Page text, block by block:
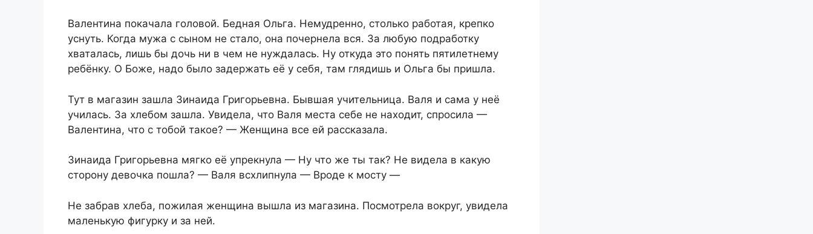
Валентина покачала головой. Бедная Ольга. Немудренно, столько работая, крепко
уснуть. Когда мужа с сыном не стало, она почернела вся. За любую подработку
хваталась, лишь бы дочь ни в чем не нуждалась. Ну откуда это понять пятилетнему
ребёнку. О Боже, надо было задержать её у себя, там глядишь и Ольга бы пришла.
Тут в магазин зашла Зинаида Григорьевна. Бывшая учительница. Валя и сама у неё
училась. За хлебом зашла. Увидела, что Валя места себе не находит, спросила —
Валентина, что с тобой такое? — Женщина все ей рассказала.
Зинаида Григорьевна мягко её упрекнула — Ну что же ты так? Не видела в какую
сторону девочка пошла? — Валя всхлипнула — Вроде к мосту —
Не забрав хлеба, пожилая женщина вышла из магазина. Посмотрела вокруг, увидела
маленькую фигурку и за ней.